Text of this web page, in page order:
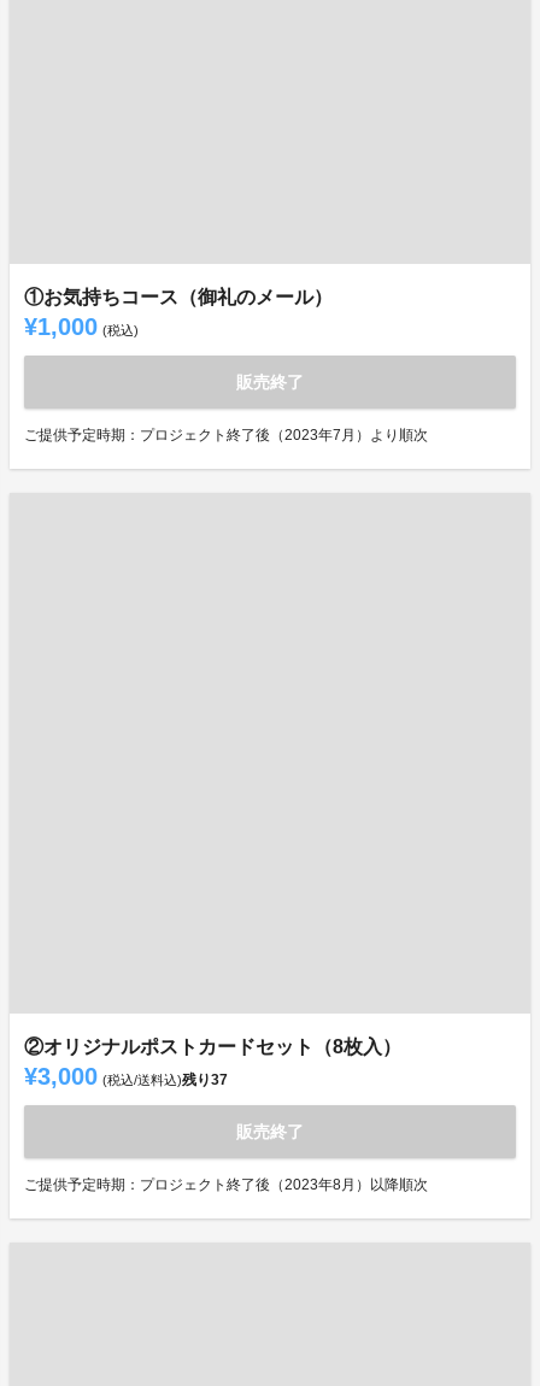
①お気持ちコース（御礼のメール）
¥1,000 (税込)
販売終了
ご提供予定時期：プロジェクト終了後（2023年7月）より順次
②オリジナルポストカードセット（8枚入）
¥3,000 (税込/送料込)残り37
販売終了
ご提供予定時期：プロジェクト終了後（2023年8月）以降順次